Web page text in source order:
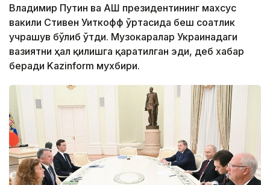
Владимир Путин ва АҚШ президентининг махсус
вакили Стивен Уиткофф ўртасида беш соатлик
учрашув бўлиб ўтди. Музокаралар Украинадаги
вазиятни ҳал қилишга қаратилган эди, деб хабар
беради Kazinform мухбири.